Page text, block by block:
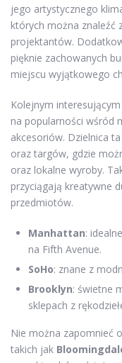
jego artystycznego
których można znaleźć
projektantów.
pięknie zachowanych
miejscu wyjątkowego
Kolejnym
na popularności wśród
akcesoriów. Dzielnica
oraz targów, gdzie
oraz lokalne wyroby.
przyciągają kreatywne
przedmiotów.
Manhattan:
na Fifth Avenue.
SoHo: znane z
Brooklyn: świetne
sklepach z
Nie można zapomnieć
takich jak